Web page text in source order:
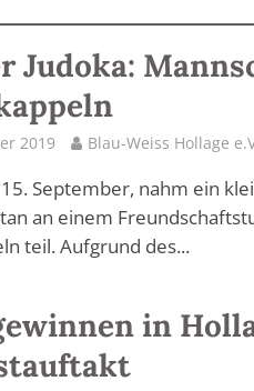
Judoka:
2019 Blau-Weiss Hollage
September, nahm ein
an einem
teil. Aufgrund des...
in